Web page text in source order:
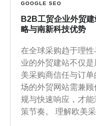
GOOGLE SEO
B2B工贸企业外贸
略与南新科技优势
在全球采购趋于理
业的外贸建站不仅
美采购商信任与订
场的外贸网站需兼
规与快速响应，才
策节奏。 理解欧美